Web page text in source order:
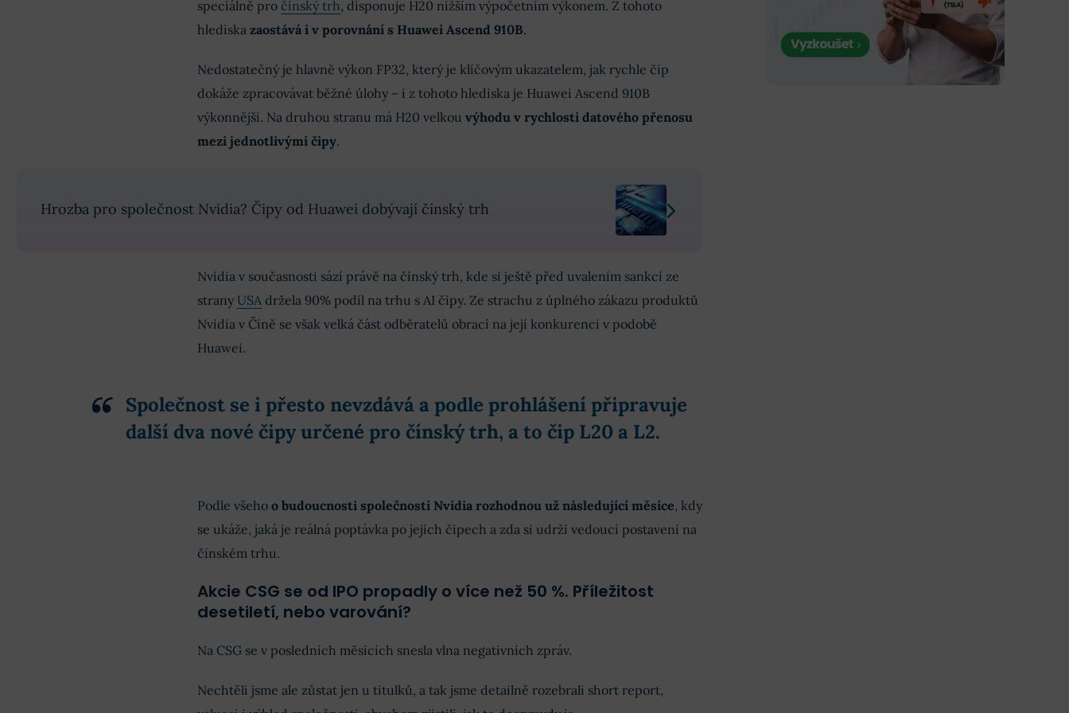
speciálně pro čínský trh, disponuje H20 nižším výpočetním výkonem. Z tohoto
hlediska zaostává i v porovnání s Huawei Ascend 910B.
Nedostatečný je hlavně výkon FP32, který je klíčovým ukazatelem, jak rychle čip
dokáže zpracovávat běžné úlohy – i z tohoto hlediska je Huawei Ascend 910B
výkonnější. Na druhou stranu má H20 velkou výhodu v rychlosti datového přenosu
mezi jednotlivými čipy.
Hrozba pro společnost Nvidia? Čipy od Huawei dobývají čínský trh
Nvidia v současnosti sází právě na čínský trh, kde si ještě před uvalením sankcí ze
strany USAdržela 90% podíl na trhu s AI čipy. Ze strachu z úplného zákazu produktů
Nvidia v Číně se však velká část odběratelů obrací na její konkurenci v podobě
Huawei.
Společnost se i přesto nevzdává a podle prohlášení připravuje
další dva nové čipy určené pro čínský trh, a to čip L20 a L2.
Podle všeho o budoucnosti společnosti Nvidia rozhodnou už následující měsíce, kdy
se ukáže, jaká je reálná poptávka po jejích čipech a zda si udrží vedoucí postavení na
čínském trhu.
Akcie CSG se od IPO propadly o více než 50 %. Příležitost
desetiletí, nebo varování?
Na CSG se v posledních měsících snesla vlna negativních zpráv.
Nechtěli jsme ale zůstat jen u titulků, a tak jsme detailně rozebrali short report,